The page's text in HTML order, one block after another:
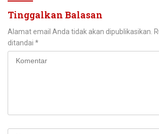
Tinggalkan Balasan
Alamat email Anda tidak akan dipublikasikan.
ditandai *